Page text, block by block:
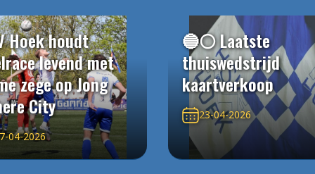
Hoek houdt
levend met
zege op Jong
City
04-2026
🔵⚪️ Laatste
thuiswedstrijd
kaartverkoop
23-04-2026